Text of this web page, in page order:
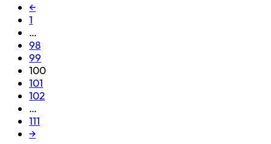
←
1
…
98
99
100
101
102
…
111
→